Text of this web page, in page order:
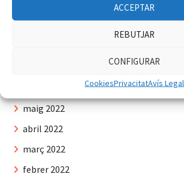
ACCEPTAR
REBUTJAR
CONFIGURAR
CookiesPrivacitatAvís Legal
maig 2022
abril 2022
març 2022
febrer 2022